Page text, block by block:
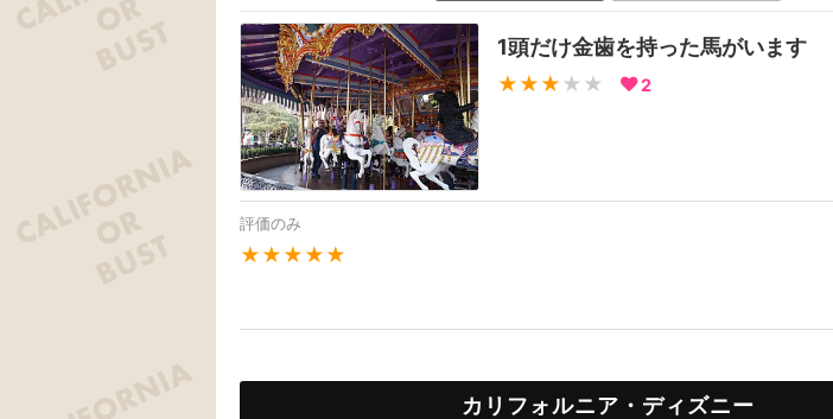
1頭だけ金歯を持った馬がいます
★★★ ★★ 2
評価のみ
★★★★★
カリフォルニア・ディズニー